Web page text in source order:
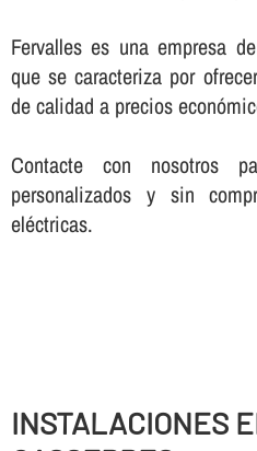
Fervalles es una empresa
que se caracteriza por
de calidad a precios
Contacte con nosotros
personalizados y sin
eléctricas.
INSTALACIONES